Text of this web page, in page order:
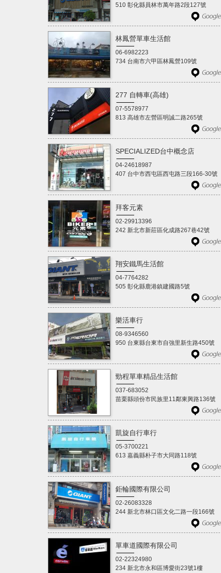
510 彰化縣員林市萬年路2段127號
林鳳營單車生活館
06-6982223
734 台南市六甲區林鳳營109號
277 自轉車(高雄)
07-5578977
813 高雄市左營區明誠二路265號
SPECIALIZED台中概念店
04-24618987
407 台中市西屯區西屯路三段166-30號
拜客元素
02-29913396
242 新北市新莊區化成路267巷42號
翔安鐵馬生活館
04-7764282
505 彰化縣鹿港鎮建國路5號
樂活車行
08-9346560
950 台東縣台東市自強里新生路450號
勁程單車精品生活館
037-683052
苗栗縣頭份市民族里11鄰東興路136號
凱旋自行車行
05-3700221
613 嘉義縣朴子市大同路118號
鉅輪國際有限公司
02-26083328
244 新北市林口區文化二路一段166號
單車道國際有限公司
02-22324980
234 新北市永和區博愛街23號1樓